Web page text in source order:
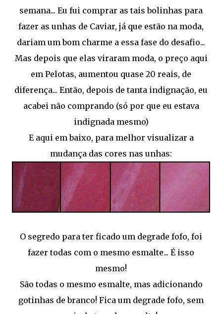
semana... Eu fui comprar as tais bolinhas para
fazer as unhas de Caviar, já que estão na moda,
dariam um bom charme a essa fase do desafio...
Mas depois que elas viraram moda, o preço aqui
em Pelotas, aumentou quase 20 reais, de
diferença... Então, depois de tanta indignação, eu
acabei não comprando (só por que eu estava
indignada mesmo)
E aqui em baixo, para melhor visualizar a
mudança das cores nas unhas:
O segredo para ter ficado um degrade fofo, foi
fazer todas com o mesmo esmalte... É isso
mesmo!
São todas o mesmo esmalte, mas adicionando
gotinhas de branco! Fica um degrade fofo, sem